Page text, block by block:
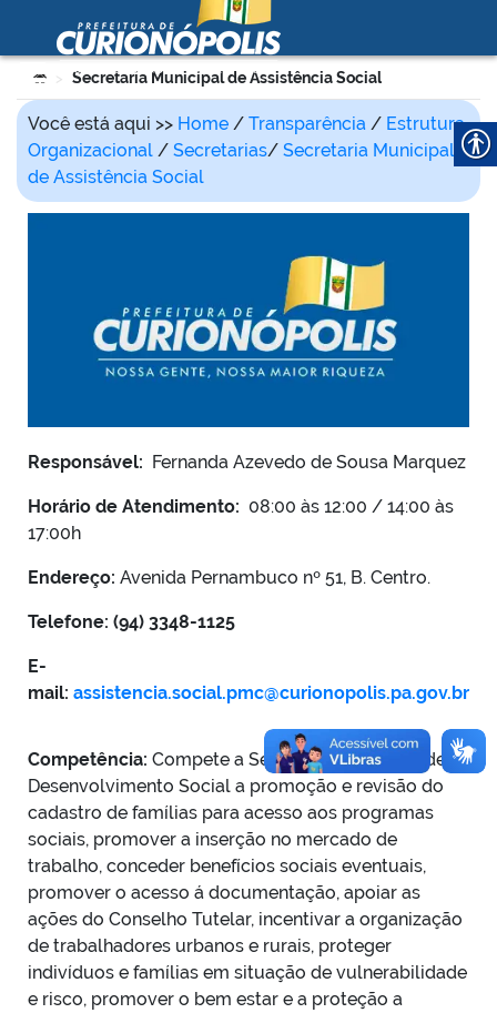
Ir para o conteúdo
Prefeitura Municipal de
Curionópolis
portal
Você está aqui:
> Secretaria Municipal de Assistência Social
Você está aqui >> Home / Transparência / Estrutura
Organizacional / Secretarias/ Secretaria Municipal
de Assistência Social
Responsável: Fernanda Azevedo de Sousa Marquez
Horário de Atendimento: 08:00 às 12:00 / 14:00 às
17:00h
Endereço: Avenida Pernambuco nº 51, B. Centro.
Telefone: (94) 3348-1125
E-
mail: assistencia.social.pmc@curionopolis.pa.gov.br
Competência: Compete a Secretaria Municipal de
Desenvolvimento Social a promoção e revisão do
cadastro de famílias para acesso aos programas
sociais, promover a inserção no mercado de
trabalho, conceder benefícios sociais eventuais,
promover o acesso á documentação, apoiar as
ações do Conselho Tutelar, incentivar a organização
de trabalhadores urbanos e rurais, proteger
indivíduos e famílias em situação de vulnerabilidade
e risco, promover o bem estar e a proteção a